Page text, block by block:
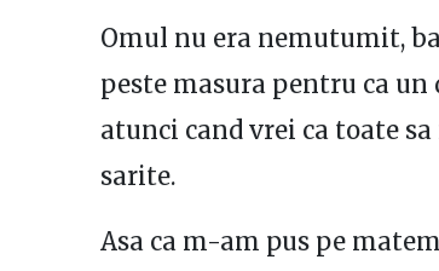
Omul nu era nemutumit,
peste masura pentru ca
atunci cand vrei ca toate
sarite.
Asa ca m-am pus pe